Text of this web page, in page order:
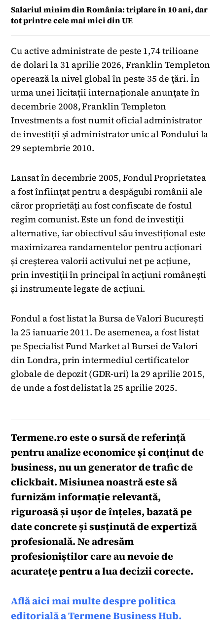
Salariul minim din România: triplare în 10 ani, dar
tot printre cele mai mici din UE
Cu active administrate de peste 1,74 trilioane
de dolari la 31 aprilie 2026, Franklin Templeton
operează la nivel global în peste 35 de țări. În
urma unei licitații internaționale anunțate în
decembrie 2008, Franklin Templeton
Investments a fost numit oficial administrator
de investiții și administrator unic al Fondului la
29 septembrie 2010.
Lansat în decembrie 2005, Fondul Proprietatea
a fost înființat pentru a despăgubi românii ale
căror proprietăți au fost confiscate de fostul
regim comunist. Este un fond de investiții
alternative, iar obiectivul său investițional este
maximizarea randamentelor pentru acționari
și creșterea valorii activului net pe acțiune,
prin investiții în principal în acțiuni românești
și instrumente legate de acțiuni.
Fondul a fost listat la Bursa de Valori București
la 25 ianuarie 2011. De asemenea, a fost listat
pe Specialist Fund Market al Bursei de Valori
din Londra, prin intermediul certificatelor
globale de depozit (GDR-uri) la 29 aprilie 2015,
de unde a fost delistat la 25 aprilie 2025.
Termene.roeste o sursă de referință
pentru analize economice și conținut de
business, nu un generator de trafic de
clickbait. Misiunea noastră este să
furnizăm informație relevantă,
riguroasă și ușor de înțeles, bazată pe
date concrete și susținută de expertiză
profesională. Ne adresăm
profesioniștilor care au nevoie de
acuratețe pentru a lua decizii corecte.
Află aici mai multe despre politica
editorială a Termene Business Hub.